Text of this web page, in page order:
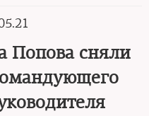
Попова сняли